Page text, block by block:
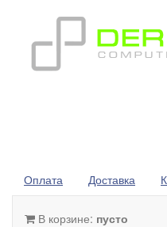
Оплата Доставка
В корзине: пусто